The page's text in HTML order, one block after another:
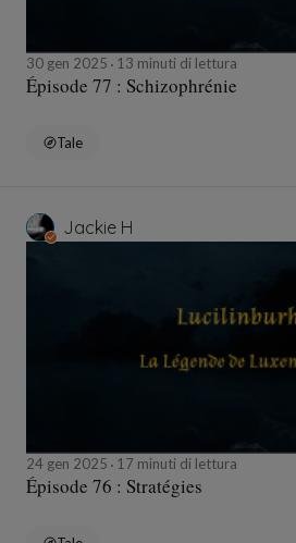
30 gen 2025 13 minuti di lettura
Épisode 77 : Schizophrénie
Tale
Jackie H
24 gen 2025 17 minuti di lettura
Épisode 76 : Stratégies